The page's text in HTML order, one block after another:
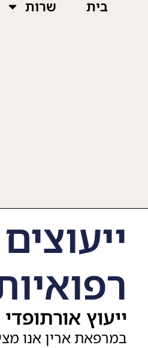
בית שרות
ייעוץ
במרפאת ארין אנו